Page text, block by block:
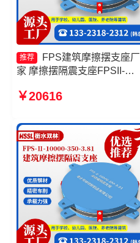
推荐
FPS建筑摩擦摆支座厂
家 摩擦摆隔震支座FPSII-
摩擦隔震支座生产厂家一套厂
￥20616